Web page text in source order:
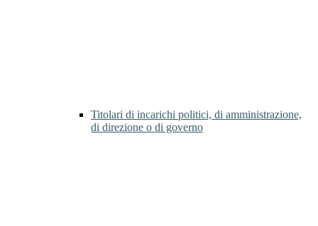
Titolari di incarichi politici, di amministrazione,
di direzione o di governo